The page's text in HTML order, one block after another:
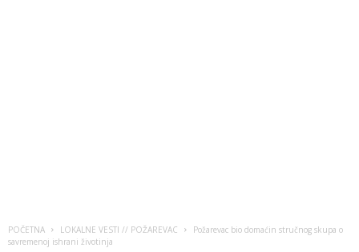
POČETNA LOKALNE VESTI // POŽAREVAC
Požarevac bio domaćin stručnog skupa o
savremenoj ishrani životinja